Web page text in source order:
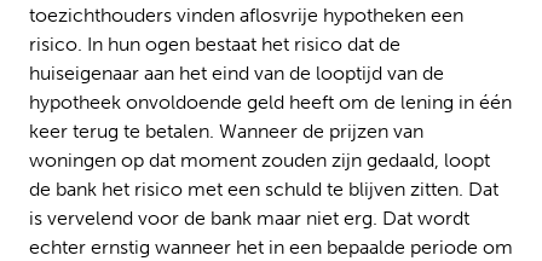
toezichthouders vinden aflosvrije hypotheken een
risico. In hun ogen bestaat het risico dat de
huiseigenaar aan het eind van de looptijd van de
hypotheek onvoldoende geld heeft om de lening in één
keer terug te betalen. Wanneer de prijzen van
woningen op dat moment zouden zijn gedaald, loopt
de bank het risico met een schuld te blijven zitten. Dat
is vervelend voor de bank maar niet erg. Dat wordt
echter ernstig wanneer het in een bepaalde periode om